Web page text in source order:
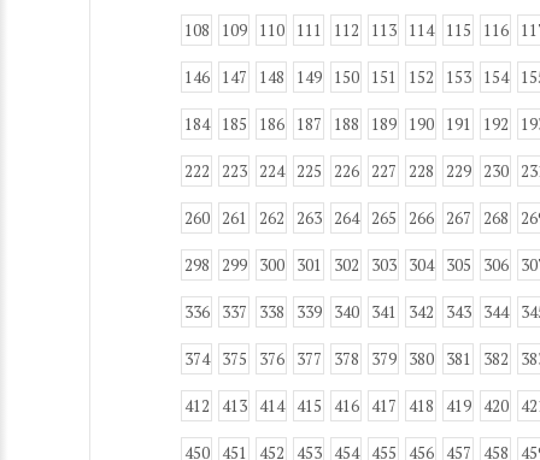
108 109 110 111 112 113 114 115 116
146 147 148 149 150 151 152 153 154
184 185 186 187 188 189 190 191 192
222 223 224 225 226 227 228 229 230
260 261 262 263 264 265 266 267 268
298 299 300 301 302 303 304 305 306
336 337 338 339 340 341 342 343 344
374 375 376 377 378 379 380 381 382
412 413 414 415 416 417 418 419 420
450 451 452 453 454 455 456 457 458